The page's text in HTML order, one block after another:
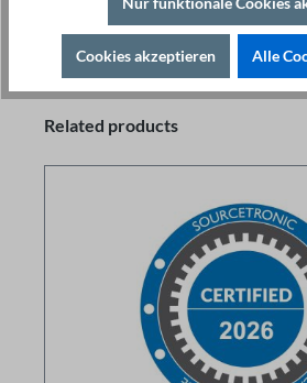
Related products
Cookies akzeptieren Alle